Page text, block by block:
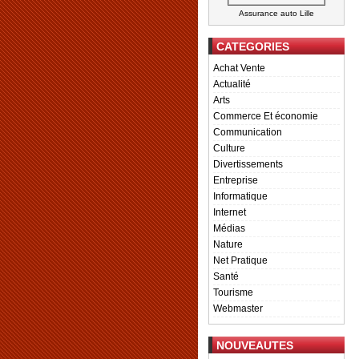
Assurance auto Lille
CATEGORIES
Achat Vente
Actualité
Arts
Commerce Et économie
Communication
Culture
Divertissements
Entreprise
Informatique
Internet
Médias
Nature
Net Pratique
Santé
Tourisme
Webmaster
NOUVEAUTES